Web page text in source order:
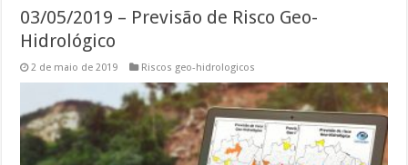
03/05/2019 – Previsão de Risco Geo-
Hidrológico
2 de maio de 2019 Riscos geo-hidrologicos